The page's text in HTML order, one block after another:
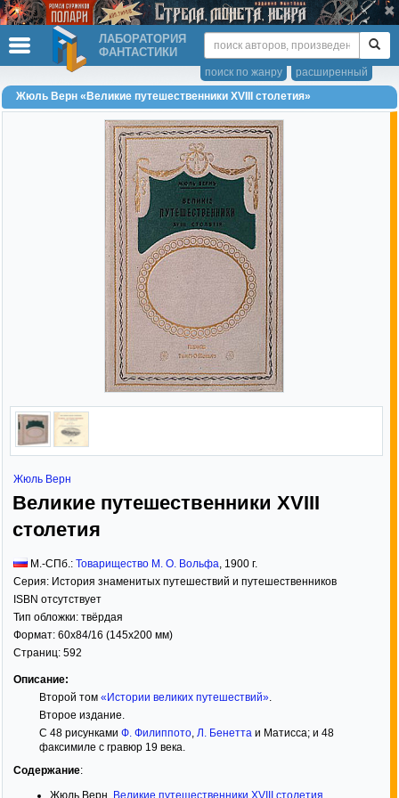
ЛАБОРАТОРИЯ
ФАНТАСТИКИ
расширенный
поиск по жанру
Жюль Верн «Великие путешественники XVIII столетия»
Жюль Верн
Великие путешественники XVIII
столетия
М.-СПб.: Товарищество М. О. Вольфа, 1900 г.
Серия: История знаменитых путешествий и путешественников
ISBN отсутствует
Тип обложки: твёрдая
Формат: 60x84/16 (145x200 мм)
Страниц: 592
Описание:
Второй том «Истории великих путешествий».
Второе издание.
С 48 рисунками Ф. Филиппото, Л. Бенеттаи Матисса; и 48
факсимиле с гравюр 19 века.
Содержание:
Жюль Верн.
Великие путешественники XVIII столетия